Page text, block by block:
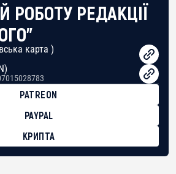
РОБОТУ РЕДАКЦІЇ
карта )
PATREON
PAYPAL
КРИПТА